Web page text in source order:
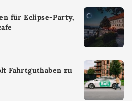
für Eclipse-Party,
Fahrtguthaben zu